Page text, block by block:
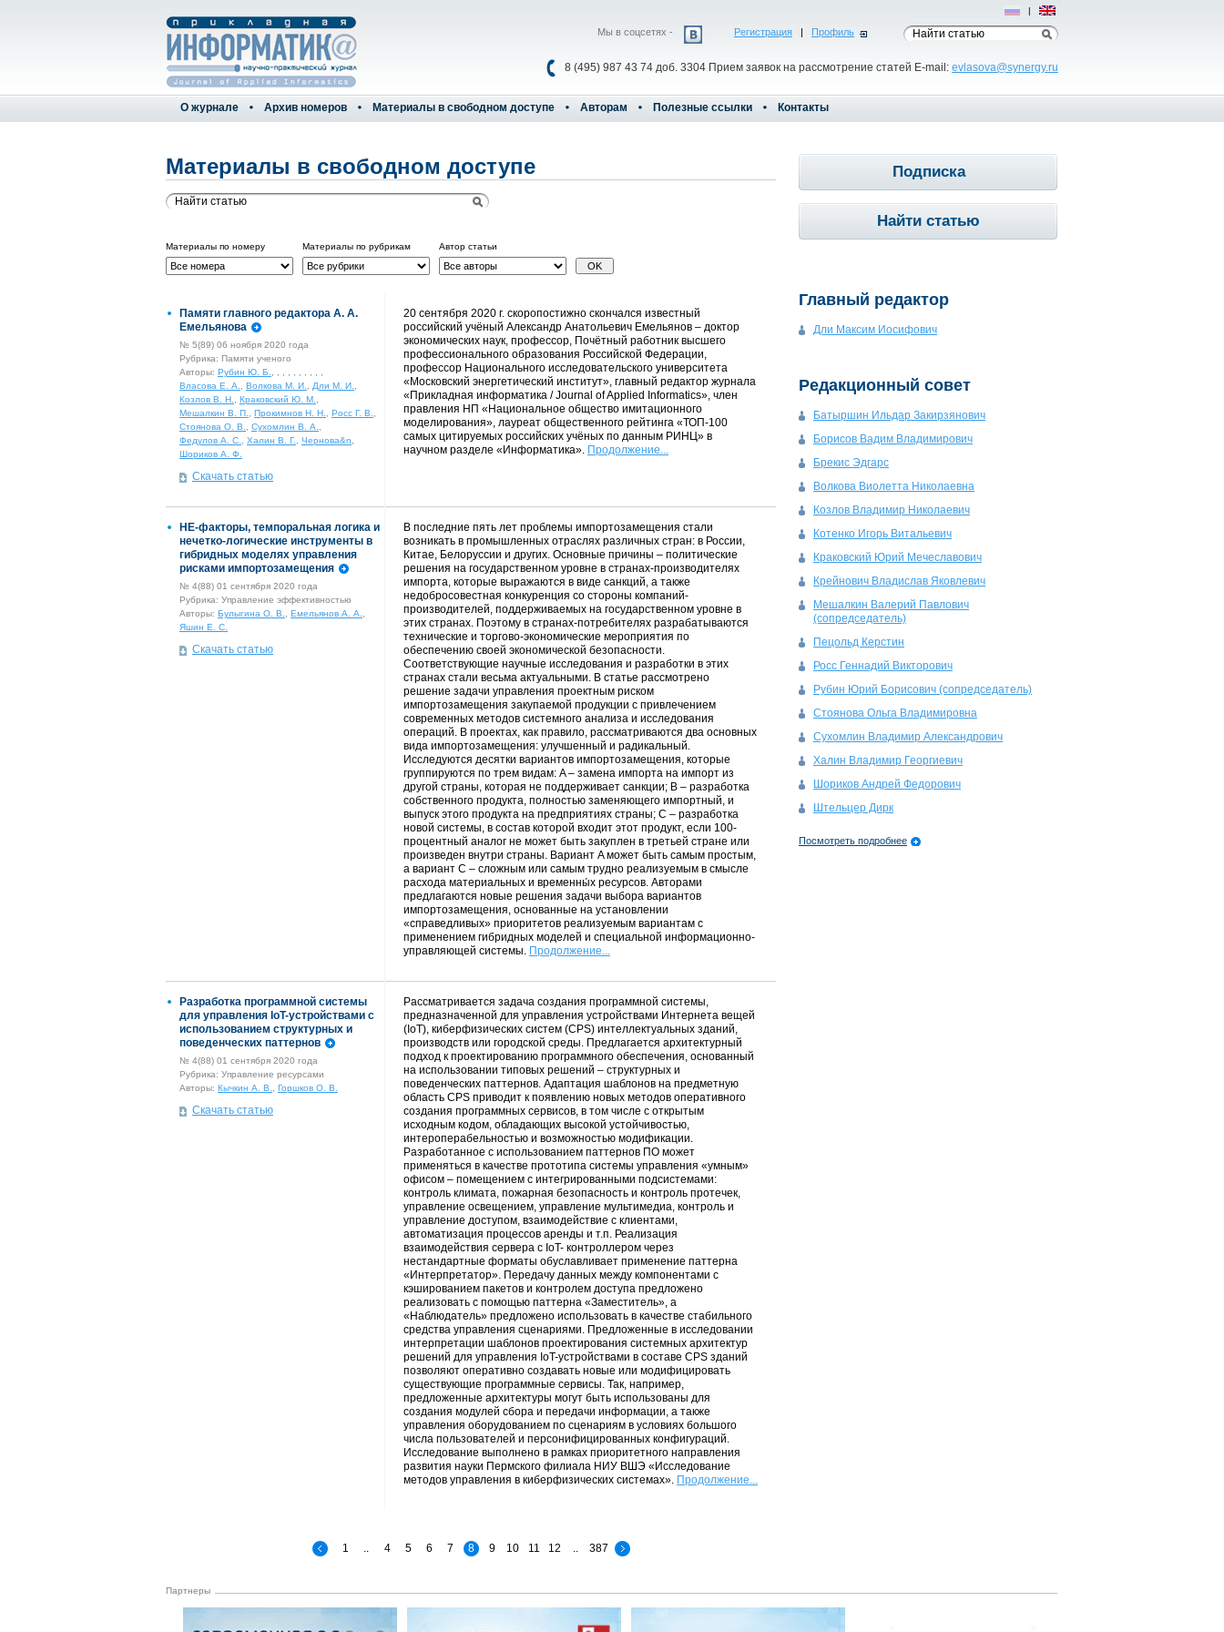
Регистрация | Профиль
8 (495) 987 43 74 доб. 3304 Прием заявок на рассмотрение статей E-mail: evlasova@synergy.ru
Мы в соцсетях -
Рус | Eng
О журнале Архив номеров Материалы в свободном доступе Авторам Полезные ссылки Контакты
Материалы в свободном доступе
Материалы по номеру Материалы по рубрикам Автор статьи
Памяти главного редактора А. А.
Емельянова
№ 5(89) 06 ноября 2020 года
Рубрика: Памяти ученого
Авторы: Рубин Ю. Б., , , , , , , , , ,
Власова Е. А., Волкова М. И., Дли М. И.,
Козлов В. Н., Краковский Ю. М.,
Мешалкин В. П., Прокимнов Н. Н., Росс Г. В.,
Стоянова О. В., Сухомлин В. А.,
Федулов А. С., Халин В. Г., Чернова&n,
Шориков А. Ф.
Скачать статью
20 сентября 2020 г. скоропостижно скончался известный
российский учёный Александр Анатольевич Емельянов – доктор
экономических наук, профессор, Почётный работник высшего
профессионального образования Российской Федерации,
профессор Национального исследовательского университета
«Московский энергетический институт», главный редактор журнала
«Прикладная информатика / Journal of Applied Informatics», член
правления НП «Национальное общество имитационного
моделирования», лауреат общественного рейтинга «ТОП-100
самых цитируемых российских учёных по данным РИНЦ» в
научном разделе «Информатика». Продолжение...
НЕ-факторы, темпоральная логика и
нечетко-логические инструменты в
гибридных моделях управления
рисками импортозамещения
№ 4(88) 01 сентября 2020 года
Рубрика: Управление эффективностью
Авторы: Булыгина О. В., Емельянов А. А.,
Яшин Е. С.
Скачать статью
В последние пять лет проблемы импортозамещения стали
возникать в промышленных отраслях различных стран: в России,
Китае, Белоруссии и других. Основные причины – политические
решения на государственном уровне в странах-производителях
импорта, которые выражаются в виде санкций, а также
недобросовестная конкуренция со стороны компаний-
производителей, поддерживаемых на государственном уровне в
этих странах. Поэтому в странах-потребителях разрабатываются
технические и торгово-экономические мероприятия по
обеспечению своей экономической безопасности.
Соответствующие научные исследования и разработки в этих
странах стали весьма актуальными. В статье рассмотрено
решение задачи управления проектным риском
импортозамещения закупаемой продукции с привлечением
современных методов системного анализа и исследования
операций. В проектах, как правило, рассматриваются два основных
вида импортозамещения: улучшенный и радикальный.
Исследуются десятки вариантов импортозамещения, которые
группируются по трем видам: A – замена импорта на импорт из
другой страны, которая не поддерживает санкции; B – разработка
собственного продукта, полностью заменяющего импортный, и
выпуск этого продукта на предприятиях страны; C – разработка
новой системы, в состав которой входит этот продукт, если 100-
процентный аналог не может быть закуплен в третьей стране или
произведен внутри страны. Вариант A может быть самым простым,
а вариант C – сложным или самым трудно реализуемым в смысле
расхода материальных и временны́х ресурсов. Авторами
предлагаются новые решения задачи выбора вариантов
импортозамещения, основанные на установлении
«справедливых» приоритетов реализуемым вариантам с
применением гибридных моделей и специальной информационно-
управляющей системы. Продолжение...
Разработка программной системы
для управления IoT-устройствами с
использованием структурных и
поведенческих паттернов
№ 4(88) 01 сентября 2020 года
Рубрика: Управление ресурсами
Авторы: Кычкин А. В., Горшков О. В.
Скачать статью
Рассматривается задача создания программной системы,
предназначенной для управления устройствами Интернета вещей
(IoT), киберфизических систем (CPS) интеллектуальных зданий,
производств или городской среды. Предлагается архитектурный
подход к проектированию программного обеспечения, основанный
на использовании типовых решений – структурных и
поведенческих паттернов. Адаптация шаблонов на предметную
область CPS приводит к появлению новых методов оперативного
создания программных сервисов, в том числе с открытым
исходным кодом, обладающих высокой устойчивостью,
интероперабельностью и возможностью модификации.
Разработанное с использованием паттернов ПО может
применяться в качестве прототипа системы управления «умным»
офисом – помещением с интегрированными подсистемами:
контроль климата, пожарная безопасность и контроль протечек,
управление освещением, управление мультимедиа, контроль и
управление доступом, взаимодействие с клиентами,
автоматизация процессов аренды и т.п. Реализация
взаимодействия сервера с IoT- контроллером через
нестандартные форматы обуславливает применение паттерна
«Интерпретатор». Передачу данных между компонентами с
кэшированием пакетов и контролем доступа предложено
реализовать с помощью паттерна «Заместитель», а
«Наблюдатель» предложено использовать в качестве стабильного
средства управления сценариями. Предложенные в исследовании
интерпретации шаблонов проектирования системных архитектур
решений для управления IoT-устройствами в составе CPS зданий
позволяют оперативно создавать новые или модифицировать
существующие программные сервисы. Так, например,
предложенные архитектуры могут быть использованы для
создания модулей сбора и передачи информации, а также
управления оборудованием по сценариям в условиях большого
числа пользователей и персонифицированных конфигураций.
Исследование выполнено в рамках приоритетного направления
развития науки Пермского филиала НИУ ВШЭ «Исследование
методов управления в киберфизических системах». Продолжение...
1 4 5 6 7 8 9 10 11 12 387
Подписка
Найти статью
Главный редактор
Дли Максим Иосифович
Редакционный совет
Батыршин Ильдар Закирзянович
Борисов Вадим Владимирович
Брекис Эдгарс
Волкова Виолетта Николаевна
Козлов Владимир Николаевич
Котенко Игорь Витальевич
Краковский Юрий Мечеславович
Крейнович Владислав Яковлевич
Мешалкин Валерий Павлович
(сопредседатель)
Пецольд Керстин
Росс Геннадий Викторович
Рубин Юрий Борисович (сопредседатель)
Стоянова Ольга Владимировна
Сухомлин Владимир Александрович
Халин Владимир Георгиевич
Шориков Андрей Федорович
Штельцер Дирк
Посмотреть подробнее
Партнеры